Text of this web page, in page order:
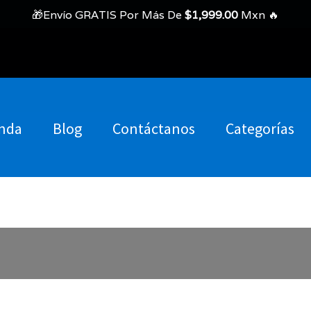
Blog Contáctanos Categorías
🎁Envío GRATIS Por Más De $1,999.00 Mxn 🔥